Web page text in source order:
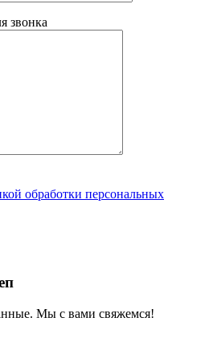
звонка
обработки персональных
Мы с вами свяжемся!